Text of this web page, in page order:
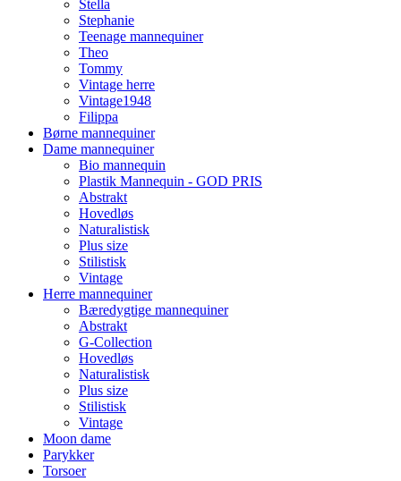
Stella
Stephanie
Teenage mannequiner
Theo
Tommy
Vintage herre
Vintage1948
Filippa
Børne mannequiner
Dame mannequiner
Bio mannequin
Plastik Mannequin - GOD PRIS
Abstrakt
Hovedløs
Naturalistisk
Plus size
Stilistisk
Vintage
Herre mannequiner
Bæredygtige mannequiner
Abstrakt
G-Collection
Hovedløs
Naturalistisk
Plus size
Stilistisk
Vintage
Moon dame
Parykker
Torsoer